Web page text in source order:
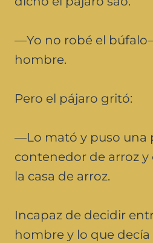
—Yo no robé el
hombre.
Pero el pájaro gritó:
—Lo mató y puso una
contenedor de arroz y
la casa de arroz.
Incapaz de decidir
hombre y lo que decía